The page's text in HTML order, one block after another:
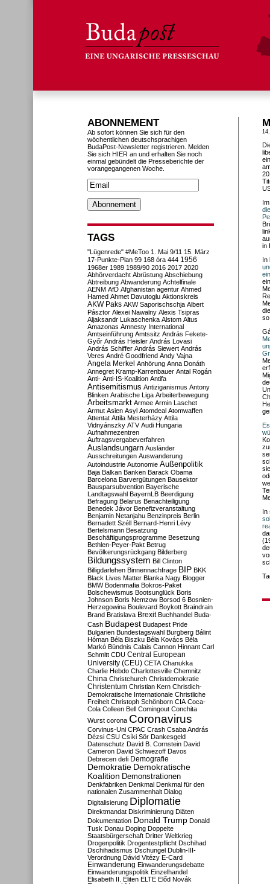
in
In
In
ABONNEMENT
Ab sofort können Sie sich für den
wöchentlichen deutschsprachigen
BudaPost-Newsletter registrieren. Melden
Sie sich HIER an und erhalten Sie noch
einmal gebündelt die Presseberichte der
vorangegangenen Woche.
TAGS
"Lügenrede" #MeToo 1. Mai 9/11 15. März
17-Punkte-Plan 99 168 óra 444 1956
1968er 1989 1989/90 2016 2017 2020
Abhörverdacht Abrüstung Abschiebung
Abtreibung Abwanderung Achtelfinale
AENM AfD Afghanistan agentur Ahmed
Hamed Ahmet Davutoglu Aktionskreis
AKW Paks AKW Saporischschja Albert
Pásztor Alexei Nawalny Alexis Tsipras
Aljaksandr Lukaschenka Alstom Altus
Amazonas Amnesty International
Amtseinführung Amtssitz András Fekete-
Győr András Heisler András Lovasi
András Schiffer András Siewert András
Veres André Goodfriend Andy Vajna
Angela Merkel Anhörung Anna Donáth
Annegret Kramp-Karrenbauer Antal Rogán
Anti- Anti-IS-Koalition Antifa
Antisemitismus Antiziganismus Antony
Blinken Arabische Liga Arbeiterbewegung
Arbeitsmarkt Armee Armin Laschet
Armut Asien Asyl Atomdeal Atomwaffen
Attentat Attila Mesterházy Attila
Vidnyánszky ATV Audi Hungaria
Aufnahmezentren
Auftragsvergabeverfahren
Auslandsungarn Ausländer
Ausschreitungen Auswanderung
Autoindustrie Autonomie Außenpolitik
Baja Balkan Banken Barack Obama
Barcelona Barvergütungen Bausektor
Bausparsubvention Bayerische
Landtagswahl BayernLB Beerdigung
Befragung Belarus Benachteiligung
Benedek Jávor Benefizveranstaltung
Benjamin Netanjahu Benzinpreis Berlin
Bernadett Széll Bernard-Henri Lévy
Bertelsmann Besatzung
Beschäftigungsprogramme Besetzung
Bethlen-Peyer-Pakt Betrug
Bevölkerungsrückgang Bilderberg
Bildungssystem Bill Clinton
Billigdarlehen Binnennachfrage BIP BKK
Black Lives Matter Blanka Nagy Blogger
BMW Bodenmafia Bokros-Paket
Bolschewismus Bootsunglück Boris
Johnson Boris Nemzow Borsod 6 Bosnien-
Herzegowina Boulevard Boykott Braindrain
Brand Bratislava Brexit Buchhandel Buda-
Cash Budapest Budapest Pride
Bulgarien Bundestagswahl Burgberg Bálint
Hóman Béla Biszku Béla Kovács Béla
Markó Bündnis Calais Cannon Hinnant Carl
Schmitt CDU Central European
University (CEU) CETA Chanukka
Charlie Hebdo Charlottesville Chemnitz
China Christchurch Christdemokratie
Christentum Christian Kern Christlich-
Demokratische Internationale Christliche
Freiheit Christoph Schönborn CIA Coca-
Cola Colleen Bell Comingout Conchita
Wurst corona Coronavirus
Corvinus-Uni CPAC Crash Csaba András
Dézsi CSU Csíki Sör Dankesgeld
Datenschutz David B. Cornstein David
Cameron David Schwezoff Davos
Debrecen defi Demografie
Demokratie Demokratische
Koalition Demonstrationen
Denkfabriken Denkmal Denkmal für den
nationalen Zusammenhalt Dialog
Digitalisierung Diplomatie
Direktmandat Diskriminierung Diäten
Dokumentation Donald Trump Donald
Tusk Donau Doping Doppelte
Staatsbürgerschaft Dritter Weltkrieg
Drogenpolitik Drogentestpflicht Dschihad
Dschihadismus Dschungel Dublin-III-
Verordnung Dávid Vitézy E-Card
Einwanderung Einwanderungsdebatte
Einwanderungspolitik Einzelhandel
Elisabeth II. Eliten ELTE Előd Novák